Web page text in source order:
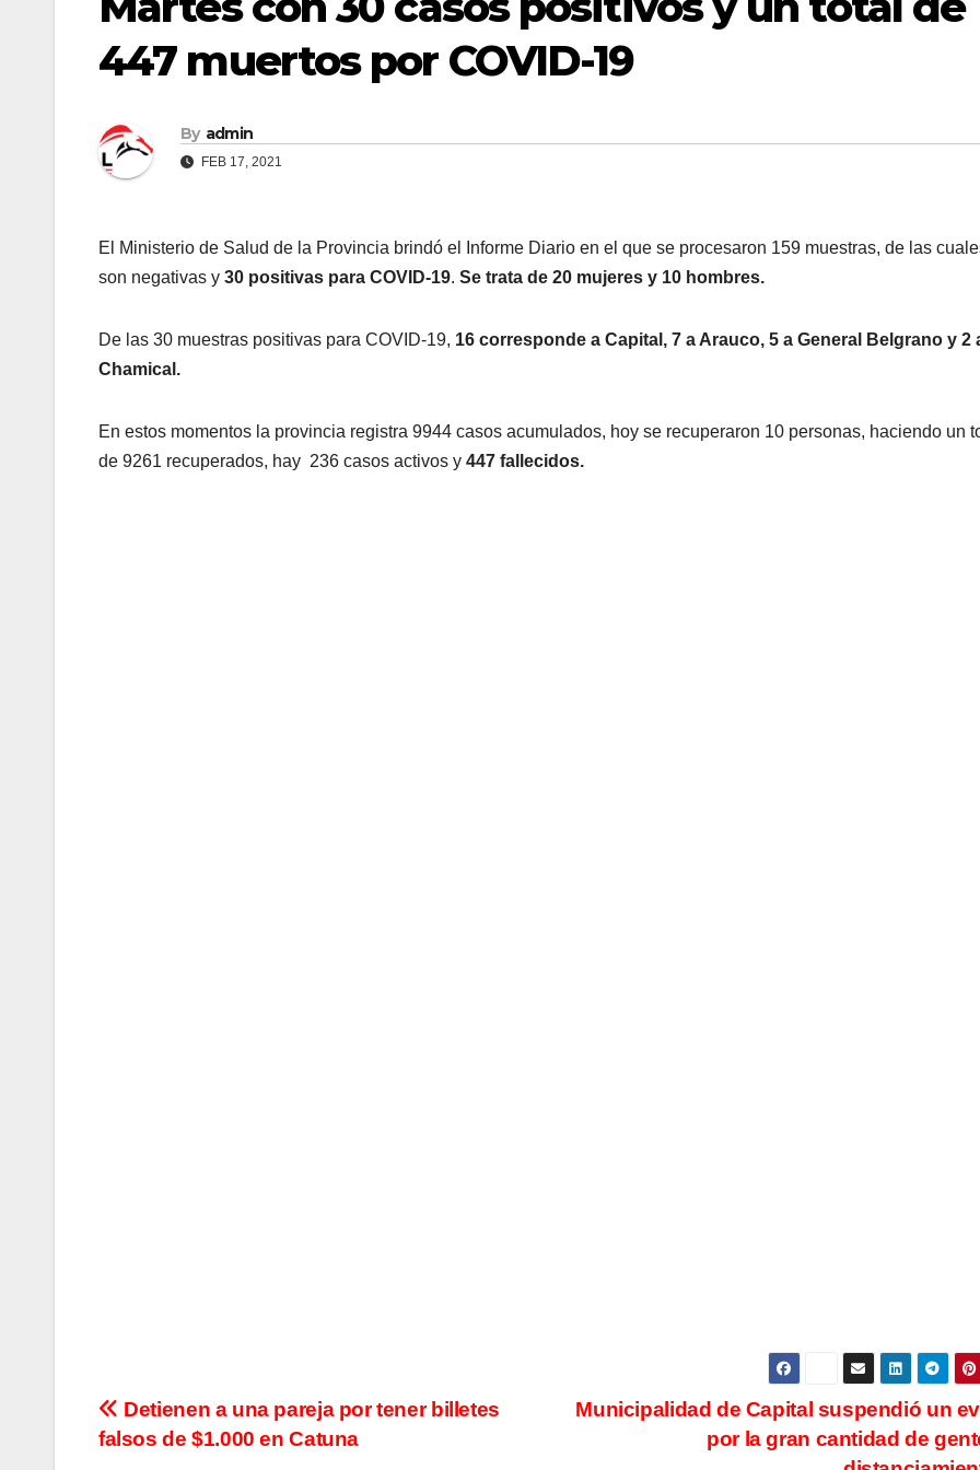
447 muertos por COVID-19
By admin
FEB 17, 2021
El Ministerio de Salud de la Provincia brindó el Informe Diario en el que se procesaron 159 muestras, de las
son negativas y 30 positivas para COVID-19. Se trata de 20 mujeres y 10 hombres.
De las 30 muestras positivas para COVID-19, 16 corresponde a Capital, 7 a Arauco, 5 a General Belgrano y 2
Chamical.
En estos momentos la provincia registra 9944 casos acumulados, hoy se recuperaron 10 personas, haciendo un
de 9261 recuperados, hay 236 casos activos y 447 fallecidos.
N
Municipalidad de Capital suspendió un
por la gran cantidad de
Detienen a una pareja por tener billetes
falsos de $1.000 en Catuna